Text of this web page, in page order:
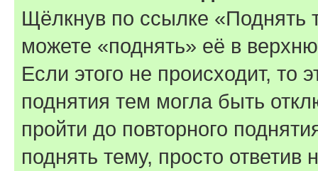
Щёлкнув по ссылке «Поднять
можете «поднять» её в
Если этого не происходит, то
поднятия тем могла быть
пройти до повторного
поднять тему, просто ответив